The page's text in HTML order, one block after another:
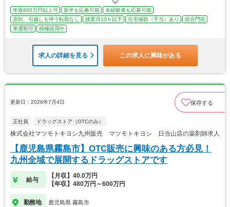
年収600万円以上可 新卒も応募可能
未経験者も応募可能
原則、引越しを伴う転勤なし
残業月10ｈ以下 住宅補助（手当）あり
総合門前
車通勤可
積極採用中
求人の詳細を見る この求人に興味がある
更新日：2026年7月4日 保存する
正社員 ドラッグストア（OTCのみ）
株式会社マツモトキヨシ九州販売 マツモトキヨシ 日当山店の薬剤師求人
【鹿児島県霧島市】OTC販売に興味のある方必見！
九州全域で展開するドラッグストアです
給与
【月収】40.0万円
【年収】480万円～600万円
勤務地 鹿児島県 霧島市